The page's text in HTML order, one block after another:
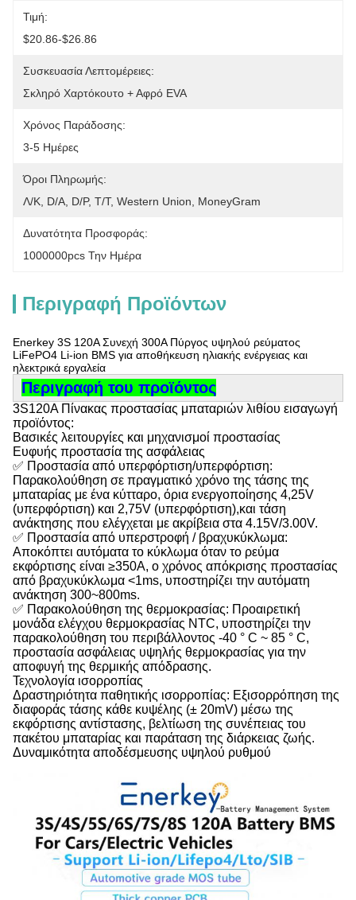
Τιμή:
$20.86-$26.86
Συσκευασία Λεπτομέρειες:
Σκληρό Χαρτόκουτο + Αφρό EVA
Χρόνος Παράδοσης:
3-5 Ημέρες
Όροι Πληρωμής:
Λ/Κ, D/A, D/P, T/T, Western Union, MoneyGram
Δυνατότητα Προσφοράς:
1000000pcs Την Ημέρα
Περιγραφή Προϊόντων
Enerkey 3S 120A Συνεχή 300A Πύργος υψηλού ρεύματος
LiFePO4 Li-ion BMS για αποθήκευση ηλιακής ενέργειας και
ηλεκτρικά εργαλεία
Περιγραφή του προϊόντος
3S120A Πίνακας προστασίας μπαταριών λιθίου εισαγωγή
προϊόντος:
Βασικές λειτουργίες και μηχανισμοί προστασίας
Ευφυής προστασία της ασφάλειας
✅ Προστασία από υπερφόρτιση/υπερφόρτιση:
Παρακολούθηση σε πραγματικό χρόνο της τάσης της
μπαταρίας με ένα κύτταρο, όρια ενεργοποίησης 4,25V
(υπερφόρτιση) και 2,75V (υπερφόρτιση),και τάση
ανάκτησης που ελέγχεται με ακρίβεια στα 4.15V/3.00V.
✅ Προστασία από υπερστροφή / βραχυκύκλωμα:
Αποκόπτει αυτόματα το κύκλωμα όταν το ρεύμα
εκφόρτισης είναι ≥350A, ο χρόνος απόκρισης προστασίας
από βραχυκύκλωμα <1ms, υποστηρίζει την αυτόματη
ανάκτηση 300~800ms.
✅ Παρακολούθηση της θερμοκρασίας: Προαιρετική
μονάδα ελέγχου θερμοκρασίας NTC, υποστηρίζει την
παρακολούθηση του περιβάλλοντος -40 ° C ~ 85 ° C,
προστασία ασφάλειας υψηλής θερμοκρασίας για την
αποφυγή της θερμικής απόδρασης.
Τεχνολογία ισορροπίας
Δραστηριότητα παθητικής ισορροπίας: Εξισορρόπηση της
διαφοράς τάσης κάθε κυψέλης (± 20mV) μέσω της
εκφόρτισης αντίστασης, βελτίωση της συνέπειας του
πακέτου μπαταρίας και παράταση της διάρκειας ζωής.
Δυναμικότητα αποδέσμευσης υψηλού ρυθμού